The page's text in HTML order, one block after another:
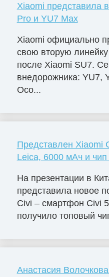
Xiaomi представила
Pro и YU7 Max
Xiaomi официально
свою вторую
после Xiaomi SU7.
внедорожника: YU7,
Осо...
Представлен Xiaomi
Leica, 6000 мАч и
На презентации в
представила новое
Civi – смартфон Civi
получило топовый
Анастасия